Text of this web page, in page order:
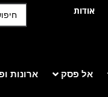
אודות
אל פסק ארונות